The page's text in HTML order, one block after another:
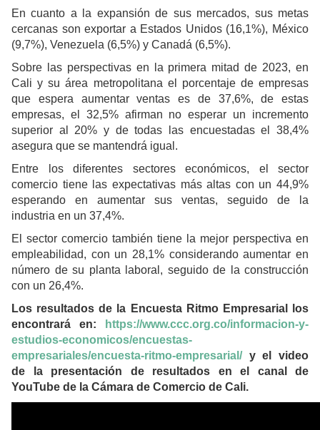
En cuanto a la expansión de sus mercados, sus metas
cercanas son exportar a Estados Unidos (16,1%), México
(9,7%), Venezuela (6,5%) y Canadá (6,5%).
Sobre las perspectivas en la primera mitad de 2023, en
Cali y su área metropolitana el porcentaje de empresas
que espera aumentar ventas es de 37,6%, de estas
empresas, el 32,5% afirman no esperar un incremento
superior al 20% y de todas las encuestadas el 38,4%
asegura que se mantendrá igual.
Entre los diferentes sectores económicos, el sector
comercio tiene las expectativas más altas con un 44,9%
esperando en aumentar sus ventas, seguido de la
industria en un 37,4%.
El sector comercio también tiene la mejor perspectiva en
empleabilidad, con un 28,1% considerando aumentar en
número de su planta laboral, seguido de la construcción
con un 26,4%.
Los resultados de la Encuesta Ritmo Empresarial los
encontrará en:
https://www.ccc.org.co/informacion-y-
estudios-economicos/encuestas-
empresariales/encuesta-ritmo-empresarial/ y el video
de la presentación de resultados en el canal de
YouTube de la Cámara de Comercio de Cali.